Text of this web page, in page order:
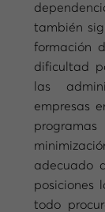
también
formación
dificultad
las
empresas
adecuado
posiciones
todo